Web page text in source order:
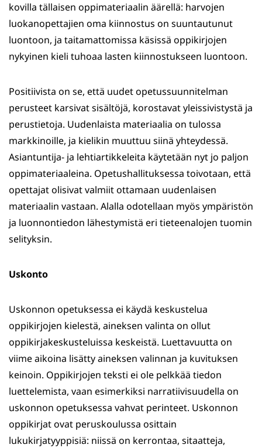
kovilla tällaisen oppimateriaalin äärellä: harvojen
luokanopettajien oma kiinnostus on suuntautunut
luontoon, ja taitamattomissa käsissä oppikirjojen
nykyinen kieli tuhoaa lasten kiinnostukseen luontoon.
Positiivista on se, että uudet opetussuunnitelman
perusteet karsivat sisältöjä, korostavat yleissivistystä ja
perustietoja. Uudenlaista materiaalia on tulossa
markkinoille, ja kielikin muuttuu siinä yhteydessä.
Asiantuntija- ja lehtiartikkeleita käytetään nyt jo paljon
oppimateriaaleina. Opetushallituksessa toivotaan, että
opettajat olisivat valmiit ottamaan uudenlaisen
materiaalin vastaan. Alalla odotellaan myös ympäristön
ja luonnontiedon lähestymistä eri tieteenalojen tuomin
selityksin.
Uskonto
Uskonnon opetuksessa ei käydä keskustelua
oppikirjojen kielestä, aineksen valinta on ollut
oppikirjakeskusteluissa keskeistä. Luettavuutta on
viime aikoina lisätty aineksen valinnan ja kuvituksen
keinoin. Oppikirjojen teksti ei ole pelkkää tiedon
luettelemista, vaan esimerkiksi narratiivisuudella on
uskonnon opetuksessa vahvat perinteet. Uskonnon
oppikirjat ovat peruskoulussa osittain
lukukirjatyyppisiä: niissä on kerrontaa, sitaatteja,